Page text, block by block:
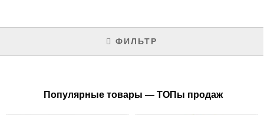
ФИЛЬТР
Популярные товары — ТОПы продаж